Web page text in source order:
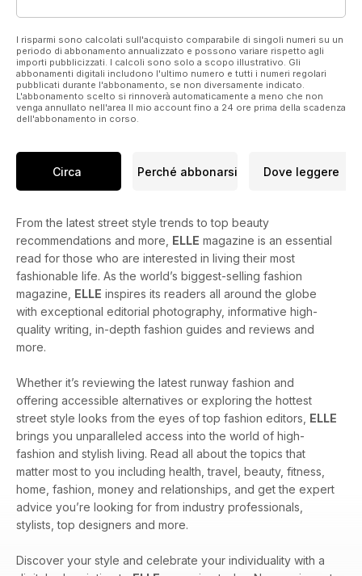
I risparmi sono calcolati sull'acquisto comparabile di singoli numeri su un
periodo di abbonamento annualizzato e possono variare rispetto agli
importi pubblicizzati. I calcoli sono solo a scopo illustrativo. Gli
abbonamenti digitali includono l'ultimo numero e tutti i numeri regolari
pubblicati durante l'abbonamento, se non diversamente indicato.
L'abbonamento scelto si rinnoverà automaticamente a meno che non
venga annullato nell'area Il mio account fino a 24 ore prima della scadenza
dell'abbonamento in corso.
Circa Perché abbonarsi Dove leggere
From the latest street style trends to top beauty
recommendations and more, ELLE magazine is an essential
read for those who are interested in living their most
fashionable life. As the world’s biggest-selling fashion
magazine, ELLE inspires its readers all around the globe
with exceptional editorial photography, informative high-
quality writing, in-depth fashion guides and reviews and
more.
Whether it’s reviewing the latest runway fashion and
offering accessible alternatives or exploring the hottest
street style looks from the eyes of top fashion editors, ELLE
brings you unparalleled access into the world of high-
fashion and stylish living. Read all about the topics that
matter most to you including health, travel, beauty, fitness,
home, fashion, money and relationships, and get the expert
advice you’re looking for from industry professionals,
stylists, top designers and more.
Discover your style and celebrate your individuality with a